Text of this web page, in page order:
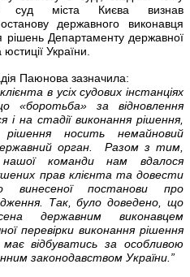
суд міста Києва визнав
державного виконавця
рішень Департаменту державної
України.
Паюнова зазначила:
в усіх судових інстанціях
«боротьба» за відновлення
на стадії виконання рішення,
носить немайновий
орган. Разом з тим,
нашої команди нам вдалося
прав клієнта та довести
винесеної постанови про
Так, було доведено, що
державним виконавцем
перевірки виконання рішення
відбуватись за особливою
законодавством України.”